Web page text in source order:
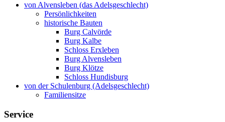
von Alvensleben (das Adelsgeschlecht)
Persönlichkeiten
historische Bauten
Burg Calvörde
Burg Kalbe
Schloss Erxleben
Burg Alvensleben
Burg Klötze
Schloss Hundisburg
von der Schulenburg (Adelsgeschlecht)
Familiensitze
Service